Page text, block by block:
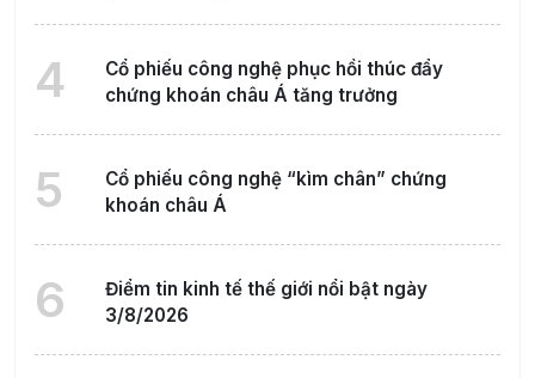
4
Cổ phiếu công nghệ phục hồi thúc đẩy
chứng khoán châu Á tăng trưởng
5
Cổ phiếu công nghệ “kìm chân” chứng
khoán châu Á
6
Điểm tin kinh tế thế giới nổi bật ngày
3/8/2026